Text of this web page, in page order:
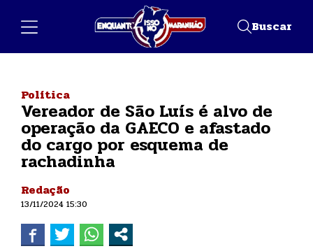
Buscar
Política
Vereador de São Luís é alvo de
operação da GAECO e afastado
do cargo por esquema de
rachadinha
Redação
13/11/2024 15:30